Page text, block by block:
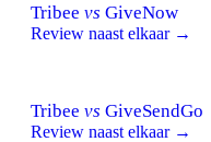
Tribee vs GiveNow
Review naast elkaar →
Tribee vs GiveSendGo
Review naast elkaar →